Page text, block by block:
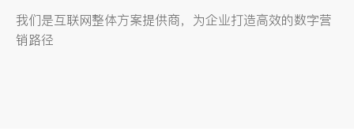
我们是互联网整体方案提供商，为企业打造高效的数字营
销路径